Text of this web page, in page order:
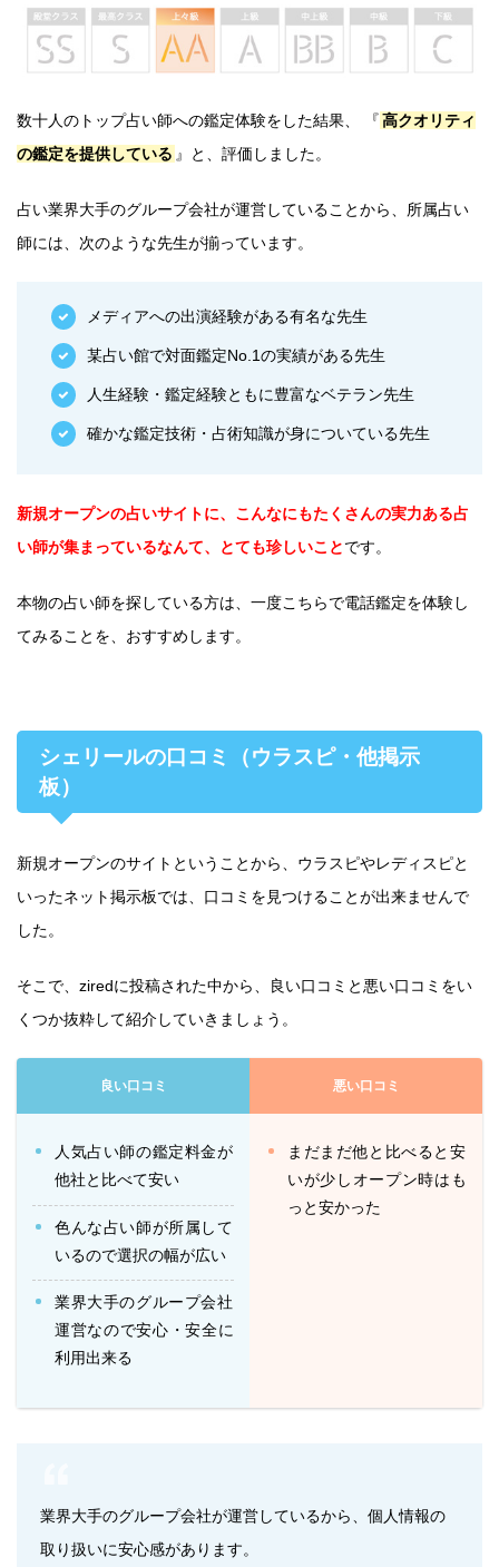
数十人のトップ占い師への鑑定体験をした結果、 『高クオリティ
の鑑定を提供している 』と、評価しました。
占い業界大手のグループ会社が運営していることから、所属占い
師には、次のような先生が揃っています。
メディアへの出演経験がある有名な先生
某占い館で対面鑑定No.1の実績がある先生
人生経験・鑑定経験ともに豊富なベテラン先生
確かな鑑定技術・占術知識が身についている先生
新規オープンの占いサイトに、こんなにもたくさんの実力ある占
い師が集まっているなんて、とても珍しいことです。
本物の占い師を探している方は、一度こちらで電話鑑定を体験し
てみることを、おすすめします。
シェリールの口コミ（ウラスピ・他掲示
板）
新規オープンのサイトということから、ウラスピやレディスピと
いったネット掲示板では、口コミを見つけることが出来ませんで
した。
そこで、ziredに投稿された中から、良い口コミと悪い口コミをい
くつか抜粋して紹介していきましょう。
良い口コミ
人気占い師の鑑定料金が
他社と比べて安い
色んな占い師が所属して
いるので選択の幅が広い
業界大手のグループ会社
運営なので安心・安全に
利用出来る
悪い口コミ
まだまだ他と比べると安
いが少しオープン時はも
っと安かった
業界大手のグループ会社が運営しているから、個人情報の
取り扱いに安心感があります。